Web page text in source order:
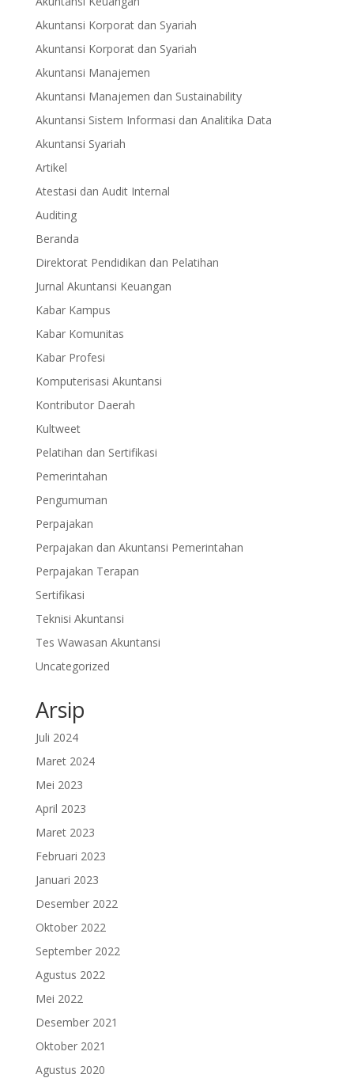
Akuntansi Korporat dan Syariah
Akuntansi Korporat dan Syariah
Akuntansi Manajemen
Akuntansi Manajemen dan Sustainability
Akuntansi Sistem Informasi dan Analitika Data
Akuntansi Syariah
Artikel
Atestasi dan Audit Internal
Auditing
Beranda
Direktorat Pendidikan dan Pelatihan
Jurnal Akuntansi Keuangan
Kabar Kampus
Kabar Komunitas
Kabar Profesi
Komputerisasi Akuntansi
Kontributor Daerah
Kultweet
Pelatihan dan Sertifikasi
Pemerintahan
Pengumuman
Perpajakan
Perpajakan dan Akuntansi Pemerintahan
Perpajakan Terapan
Sertifikasi
Teknisi Akuntansi
Tes Wawasan Akuntansi
Uncategorized
Arsip
Juli 2024
Maret 2024
Mei 2023
April 2023
Maret 2023
Februari 2023
Januari 2023
Desember 2022
Oktober 2022
September 2022
Agustus 2022
Mei 2022
Desember 2021
Oktober 2021
Agustus 2020